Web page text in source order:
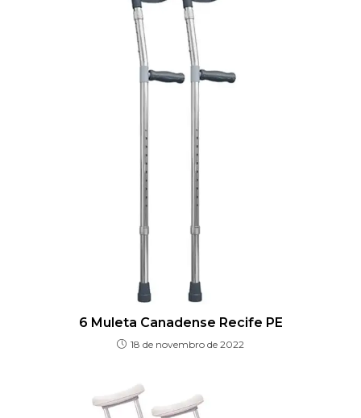
6 Muleta Canadense Recife PE
18 de novembro de 2022